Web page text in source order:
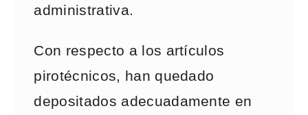
administrativa.
Con respecto a los artículos
pirotécnicos, han quedado
depositados adecuadamente en